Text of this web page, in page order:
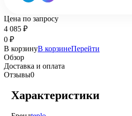
Цена по запросу
4 085 ₽
0 ₽
В корзинуВ корзинеПерейти
Обзор
Доставка и оплата
Отзывы0
Характеристики